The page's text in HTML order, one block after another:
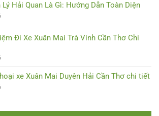
Lý Hải Quan Là Gì: Hướng Dẫn Toàn Diện
Đi Xe Xuân Mai Trà Vinh Cần Thơ Chi
xe Xuân Mai Duyên Hải Cần Thơ chi tiết